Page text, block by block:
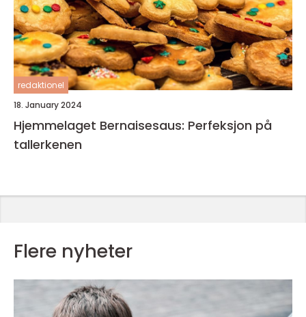
redaktionel
18. January 2024
Hjemmelaget Bernaisesaus: Perfeksjon på
tallerkenen
Flere nyheter